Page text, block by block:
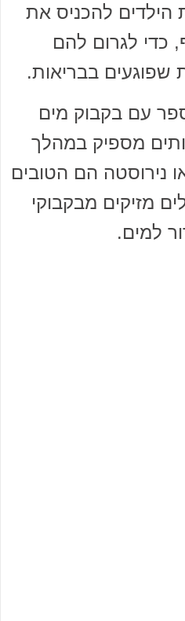
להכניס את
כדי לגרום להם
שפוגעים בבריאות.
עם בקבוק מים
מספיק במהלך
נירוסטה הם הטובים
מזיקים מבקבוקי
למים.